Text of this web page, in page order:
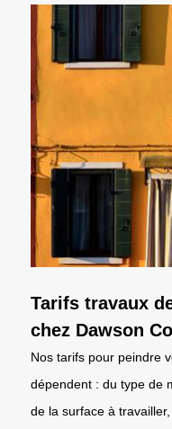
Tarifs travaux
chez Dawson
Nos tarifs pour peindre
dépendent : du type de
de la surface à